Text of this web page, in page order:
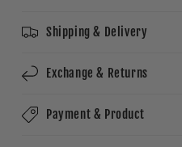
Shipping & Delivery
Exchange & Returns
Payment & Product